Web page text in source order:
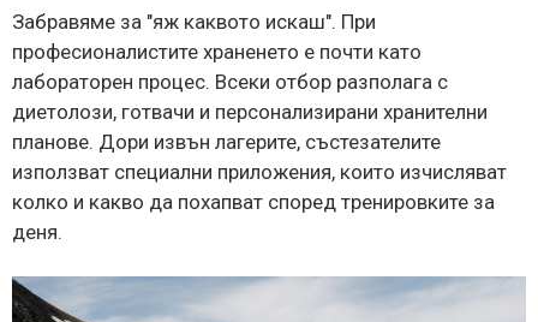
Забравяме за "яж каквото искаш". При
професионалистите храненето е почти като
лабораторен процес. Всеки отбор разполага с
диетолози, готвачи и персонализирани хранителни
планове. Дори извън лагерите, състезателите
използват специални приложения, които изчисляват
колко и какво да похапват според тренировките за
деня.